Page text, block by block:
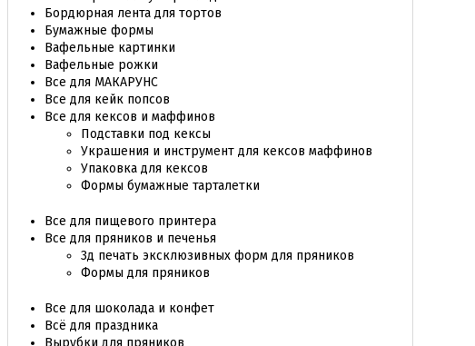
Бордюрная лента для тортов
Бумажные формы
Вафельные картинки
Вафельные рожки
Все для МАКАРУНС
Все для кейк попсов
Все для кексов и маффинов
Подставки под кексы
Украшения и инструмент для кексов маффинов
Упаковка для кексов
Формы бумажные тарталетки
Все для пищевого принтера
Все для пряников и печенья
3д печать эксклюзивных форм для пряников
Формы для пряников
Все для шоколада и конфет
Всё для праздника
Вырубки для пряников